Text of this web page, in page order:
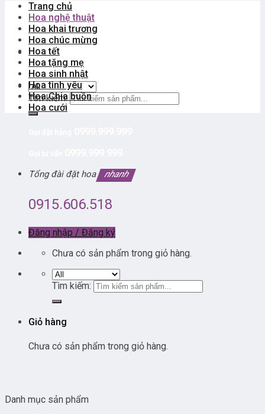
Tìm kiếm:
Tổng đài đặt hoa nhanh
0915.606.518
Đăng nhập / Đăng ký
Chưa có sản phẩm trong giỏ hàng.
Tìm kiếm:
Giỏ hàng
Chưa có sản phẩm trong giỏ hàng.
Trang chủ
Hoa nghệ thuật
Hoa khai trương
Hoa chúc mừng
Hoa tết
Hoa tặng mẹ
Hoa sinh nhật
Hoa tình yêu
Hoa Chia buồn
Hoa cưới
Danh mục sản phẩm